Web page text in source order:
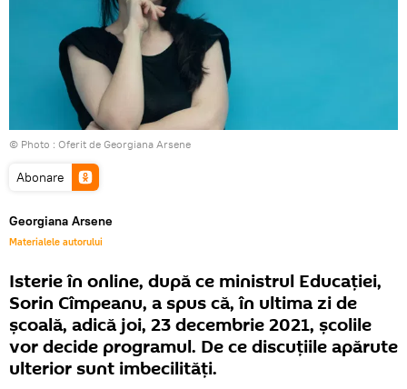
© Photo : Oferit de Georgiana Arsene
Abonare
Georgiana Arsene
Materialele autorului
Isterie în online, după ce ministrul Educației,
Sorin Cîmpeanu, a spus că, în ultima zi de
școală, adică joi, 23 decembrie 2021, școlile
vor decide programul. De ce discuțiile apărute
ulterior sunt imbecilități.